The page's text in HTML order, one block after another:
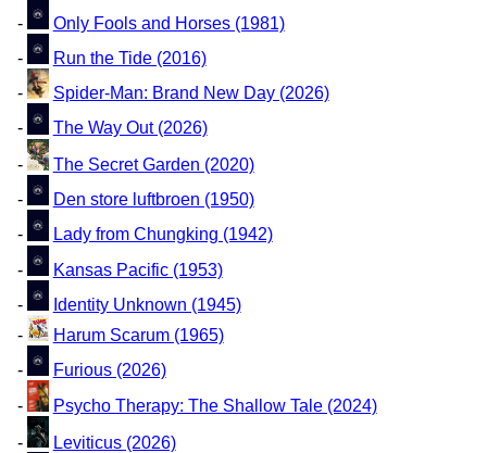
-
Only Fools and Horses (1981)
-
Run the Tide (2016)
-
Spider-Man: Brand New Day (2026)
-
The Way Out (2026)
-
The Secret Garden (2020)
-
Den store luftbroen (1950)
-
Lady from Chungking (1942)
-
Kansas Pacific (1953)
-
Identity Unknown (1945)
-
Harum Scarum (1965)
-
Furious (2026)
-
Psycho Therapy: The Shallow Tale (2024)
-
Leviticus (2026)